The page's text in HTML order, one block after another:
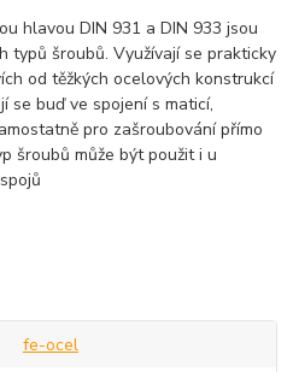
hlavou DIN 931 a DIN 933 jsou
typů šroubů. Využívají se prakticky
od těžkých ocelových konstrukcí
se buď ve spojení s maticí,
pro zašroubování přímo
šroubů může být použit i u
fe-ocel